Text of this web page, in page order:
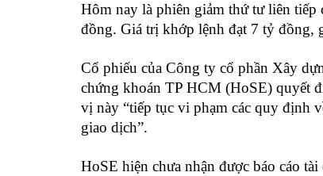
Hôm nay là phiên giảm thứ tư liên
đồng. Giá trị khớp lệnh đạt 7 tỷ đồng,
Cổ phiếu của Công ty cổ phần Xây
chứng khoán TP HCM (HoSE) quyết
vị này “tiếp tục vi phạm các quy định
giao dịch”.
HoSE hiện chưa nhận được báo cáo